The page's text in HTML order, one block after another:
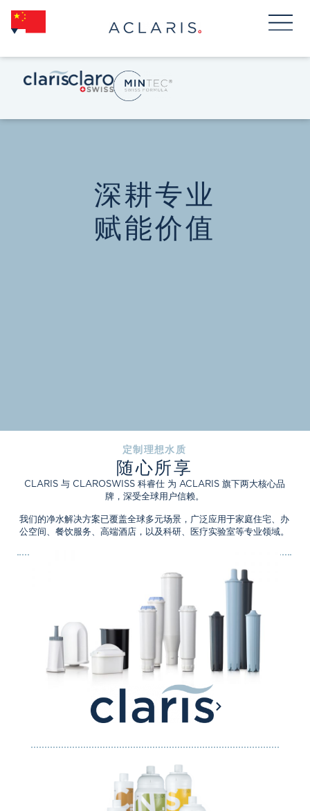
深耕专业
赋能价值
定制理想水质
随心所享
CLARIS 与 CLAROSWISS 科睿仕 为 ACLARIS 旗下两大核心品
牌，深受全球用户信赖。
我们的净水解决方案已覆盖全球多元场景，广泛应用于家庭住宅、办
公空间、餐饮服务、高端酒店，以及科研、医疗实验室等专业领域。